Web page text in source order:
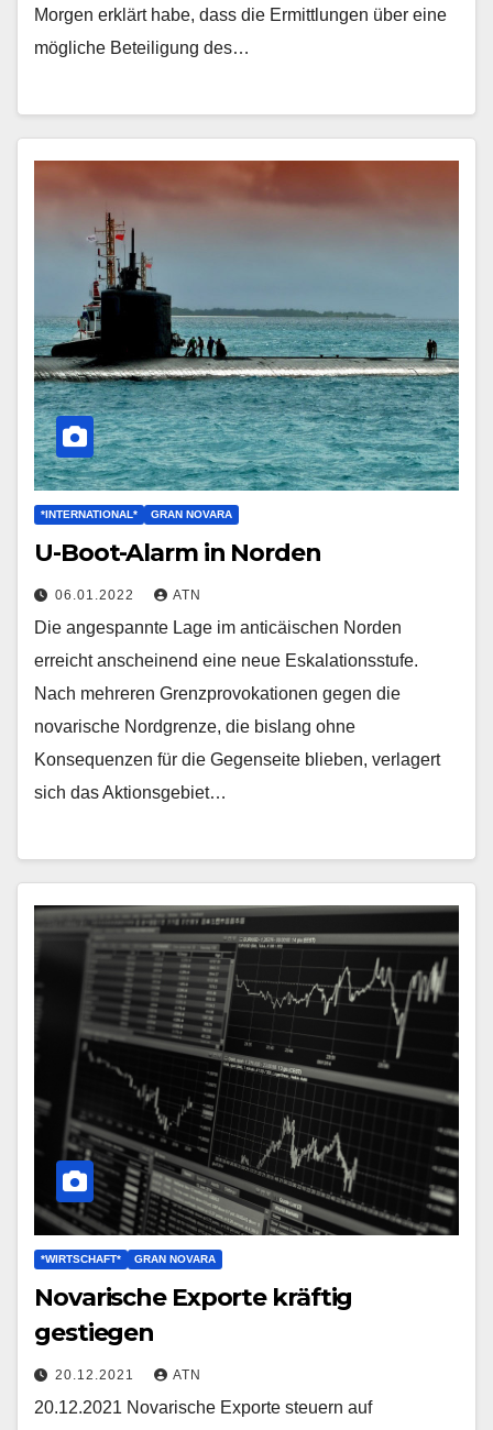
Morgen erklärt habe, dass die Ermittlungen über eine
mögliche Beteiligung des…
*INTERNATIONAL* GRAN NOVARA
U-Boot-Alarm in Norden
06.01.2022 ATN
Die angespannte Lage im anticäischen Norden
erreicht anscheinend eine neue Eskalationsstufe.
Nach mehreren Grenzprovokationen gegen die
novarische Nordgrenze, die bislang ohne
Konsequenzen für die Gegenseite blieben, verlagert
sich das Aktionsgebiet…
*WIRTSCHAFT* GRAN NOVARA
Novarische Exporte kräftig
gestiegen
20.12.2021 ATN
20.12.2021 Novarische Exporte steuern auf